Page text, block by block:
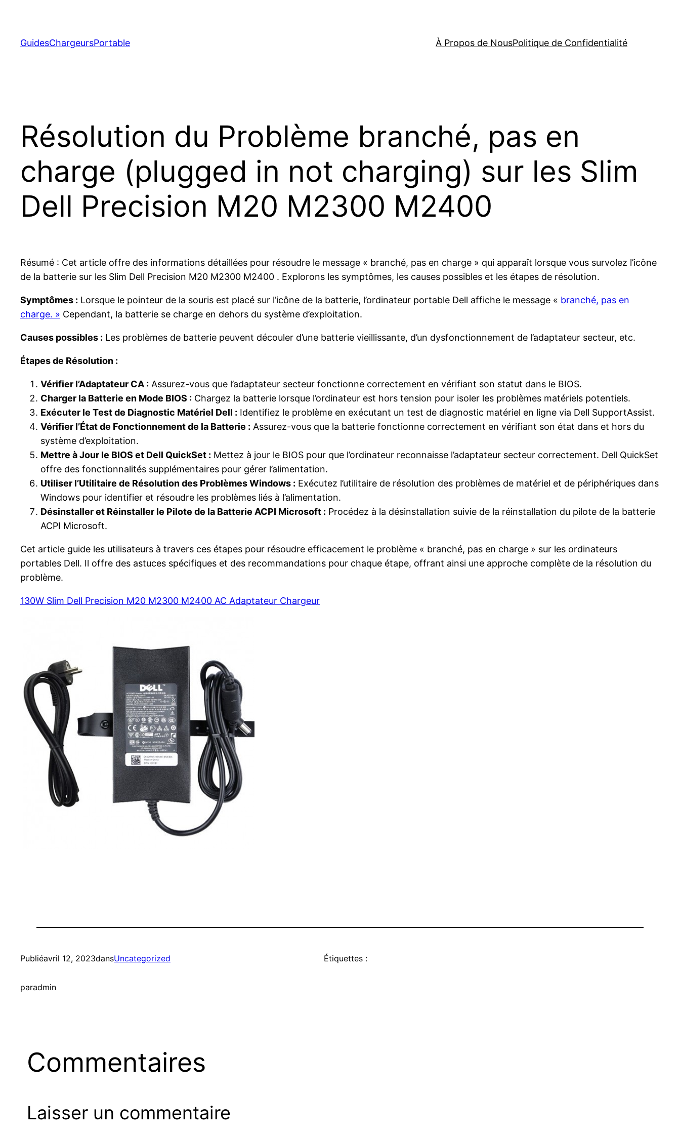
contenu
GuidesChargeursPortable À Propos de NousPolitique de Confidentialité
Résolution du Problème branché, pas en
charge (plugged in not charging) sur les Slim
Dell Precision M20 M2300 M2400
Résumé : Cet article offre des informations détaillées pour résoudre le message « branché, pas en charge » qui apparaît lorsque vous survolez l’icône
de la batterie sur les Slim Dell Precision M20 M2300 M2400 . Explorons les symptômes, les causes possibles et les étapes de résolution.
Symptômes : Lorsque le pointeur de la souris est placé sur l’icône de la batterie, l’ordinateur portable Dell affiche le message « branché, pas en
charge. » Cependant, la batterie se charge en dehors du système d’exploitation.
Causes possibles : Les problèmes de batterie peuvent découler d’une batterie vieillissante, d’un dysfonctionnement de l’adaptateur secteur, etc.
Étapes de Résolution :
Vérifier l’Adaptateur CA : Assurez-vous que l’adaptateur secteur fonctionne correctement en vérifiant son statut dans le BIOS.
Charger la Batterie en Mode BIOS : Chargez la batterie lorsque l’ordinateur est hors tension pour isoler les problèmes matériels potentiels.
Exécuter le Test de Diagnostic Matériel Dell : Identifiez le problème en exécutant un test de diagnostic matériel en ligne via Dell SupportAssist.
Vérifier l’État de Fonctionnement de la Batterie : Assurez-vous que la batterie fonctionne correctement en vérifiant son état dans et hors du
système d’exploitation.
Mettre à Jour le BIOS et Dell QuickSet : Mettez à jour le BIOS pour que l’ordinateur reconnaisse l’adaptateur secteur correctement. Dell QuickSet
offre des fonctionnalités supplémentaires pour gérer l’alimentation.
Utiliser l’Utilitaire de Résolution des Problèmes Windows : Exécutez l’utilitaire de résolution des problèmes de matériel et de périphériques dans
Windows pour identifier et résoudre les problèmes liés à l’alimentation.
Désinstaller et Réinstaller le Pilote de la Batterie ACPI Microsoft : Procédez à la désinstallation suivie de la réinstallation du pilote de la batterie
ACPI Microsoft.
Cet article guide les utilisateurs à travers ces étapes pour résoudre efficacement le problème « branché, pas en charge » sur les ordinateurs
portables Dell. Il offre des astuces spécifiques et des recommandations pour chaque étape, offrant ainsi une approche complète de la résolution du
problème.
130W Slim Dell Precision M20 M2300 M2400 AC Adaptateur Chargeur
Publiéavril 12, 2023dansUncategorized
paradmin
Étiquettes :
Commentaires
Laisser un commentaire